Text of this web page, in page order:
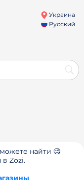
Украина
Русский
найти 🧐
в Zozi.